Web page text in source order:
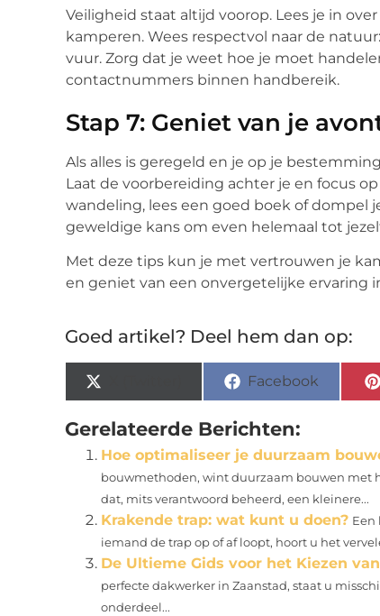
Veiligheid staat altijd voorop. Lees je in
kamperen. Wees respectvol naar de
vuur. Zorg dat je weet hoe je moet
contactnummers binnen handbereik.
Stap 7: Geniet van je
Als alles is geregeld en je op je
Laat de voorbereiding achter je en focus
wandeling, lees een goed boek of dompel
geweldige kans om even helemaal tot
Met deze tips kun je met vertrouwen je
en geniet van een onvergetelijke ervaring
Goed artikel? Deel hem dan op:
Facebook
Gerelateerde Berichten:
Hoe optimaliseer je duurzaam
bouwmethoden, wint duurzaam bouwen met
dat, mits verantwoord beheerd, een kleinere...
Krakende trap: wat kunt u doen? Een
iemand de trap op of af loopt, hoort u het
De Ultieme Gids voor het Kiezen
perfecte dakwerker in Zaanstad, staat u
onderdeel...